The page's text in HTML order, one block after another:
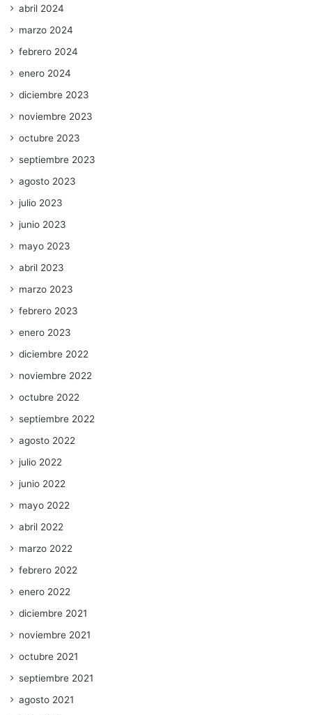
abril 2024
marzo 2024
febrero 2024
enero 2024
diciembre 2023
noviembre 2023
octubre 2023
septiembre 2023
agosto 2023
julio 2023
junio 2023
mayo 2023
abril 2023
marzo 2023
febrero 2023
enero 2023
diciembre 2022
noviembre 2022
octubre 2022
septiembre 2022
agosto 2022
julio 2022
junio 2022
mayo 2022
abril 2022
marzo 2022
febrero 2022
enero 2022
diciembre 2021
noviembre 2021
octubre 2021
septiembre 2021
agosto 2021